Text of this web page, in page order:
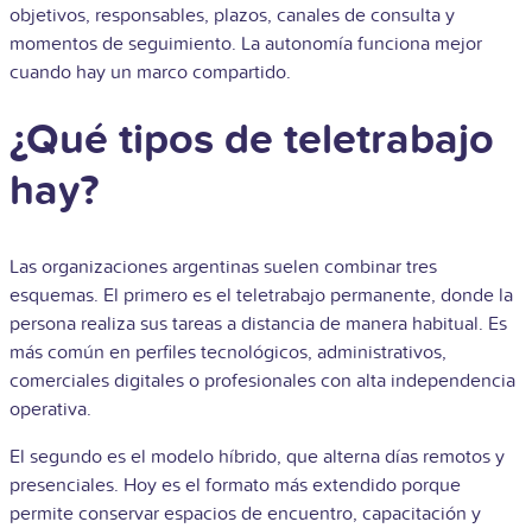
objetivos, responsables, plazos, canales de consulta y
momentos de seguimiento. La autonomía funciona mejor
cuando hay un marco compartido.
¿Qué tipos de teletrabajo
hay?
Las organizaciones argentinas suelen combinar tres
esquemas. El primero es el teletrabajo permanente, donde la
persona realiza sus tareas a distancia de manera habitual. Es
más común en perfiles tecnológicos, administrativos,
comerciales digitales o profesionales con alta independencia
operativa.
El segundo es el modelo híbrido, que alterna días remotos y
presenciales. Hoy es el formato más extendido porque
permite conservar espacios de encuentro, capacitación y